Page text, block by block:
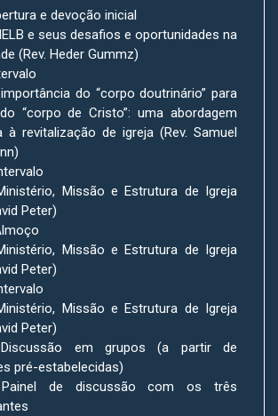
e devoção inicial
e seus desafios e oportunidades na
(Rev. Heder Gummz)
do “corpo doutrinário” para
“corpo de Cristo”: uma abordagem
à revitalização de igreja (Rev. Samuel
Missão e Estrutura de Igreja
Peter)
Missão e Estrutura de Igreja
Peter)
Missão e Estrutura de Igreja
Peter)
Discussão em grupos (a partir de
pré-estabelecidas)
Painel de discussão com os três